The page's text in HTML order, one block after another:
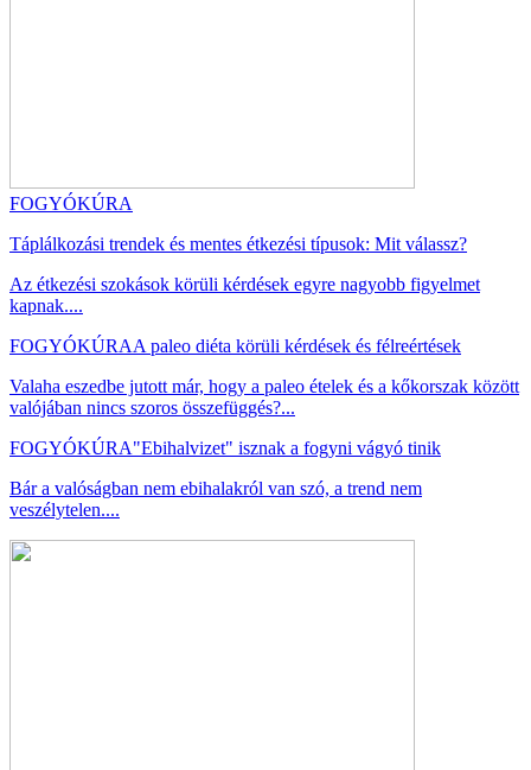
FOGYÓKÚRA
Táplálkozási trendek és mentes étkezési típusok: Mit válassz?
Az étkezési szokások körüli kérdések egyre nagyobb figyelmet
kapnak....
FOGYÓKÚRAA paleo diéta körüli kérdések és félreértések
Valaha eszedbe jutott már, hogy a paleo ételek és a kőkorszak között
valójában nincs szoros összefüggés?...
FOGYÓKÚRA"Ebihalvizet" isznak a fogyni vágyó tinik
Bár a valóságban nem ebihalakról van szó, a trend nem
veszélytelen....